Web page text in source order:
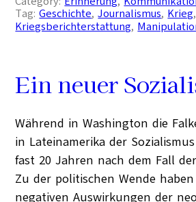
Tag:Geschichte, Journalismus, Krieg
Kriegsberichterstattung,
Ein neuer
Während in Washington die
in Lateinamerika der
fast 20 Jahren nach dem Fall
Zu der politischen Wende
negativen Auswirkungen der